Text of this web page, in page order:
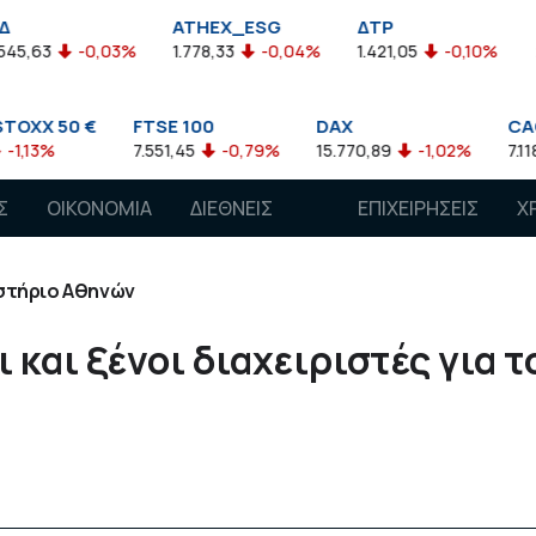
ATHEX_ESG
1.778,33 -0,04%
ΔΤΡ
1.421,05 -0,10% 2.211,72
FTSE 100
7.551,45 -0,79% 15.770,89 -1,02% 7.118,50 -
ΟΙΚΟΝΟΜΙΑ
ΔΙΕΘΝΕΙΣ
ΕΠΙΧΕΙΡΗΣΕΙΣ
Αθηνών
ξένοι διαχειριστές για